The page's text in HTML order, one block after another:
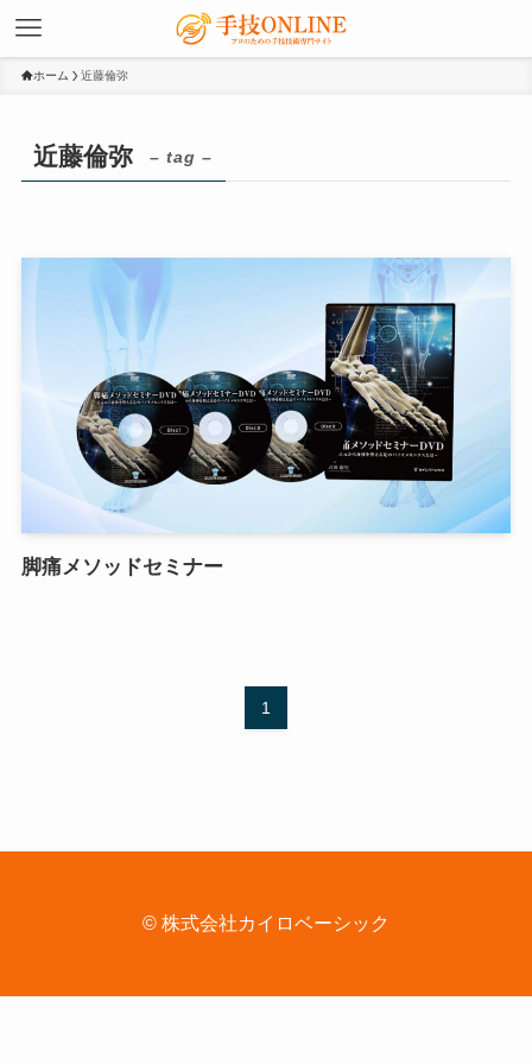
ホーム 近藤倫弥
近藤倫弥 – tag –
脚痛メソッドセミナー
1
© 株式会社カイロベーシック